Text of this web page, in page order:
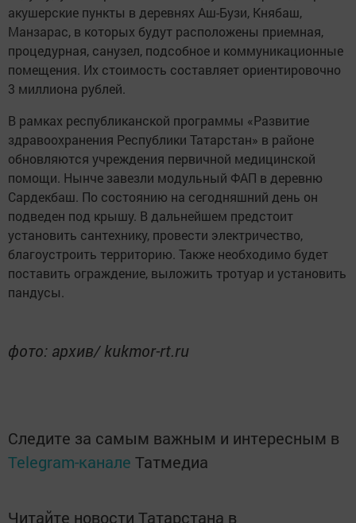
акушерские пункты в деревнях Аш-Бузи, Княбаш,
Манзарас, в которых будут расположены приемная,
процедурная, санузел, подсобное и коммуникационные
помещения. Их стоимость составляет ориентировочно
3 миллиона рублей.
В рамках республиканской программы «Развитие
здравоохранения Республики Татарстан» в районе
обновляются учреждения первичной медицинской
помощи. Нынче завезли модульный ФАП в деревню
Сардекбаш. По состоянию на сегодняшний день он
подведен под крышу. В дальнейшем предстоит
установить сантехнику, провести электричество,
благоустроить территорию. Также необходимо будет
поставить ограждение, выложить тротуар и установить
пандусы.
фото: архив/ kukmor-rt.ru
Следите за самым важным и интересным в
Telegram-канале Татмедиа
Читайте новости Татарстана в